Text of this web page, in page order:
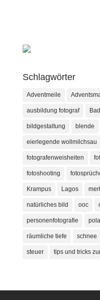
Schlagwörter
Adventmeile
ausbildung fotograf
bildgestaltung blende
eierlegende wollmilchsau
fotografenweisheiten
fotoshooting
Krampus Lagos
natürliches bild ooc
personenfotografie
räumliche tiefe schnee
steuer tips und tricks